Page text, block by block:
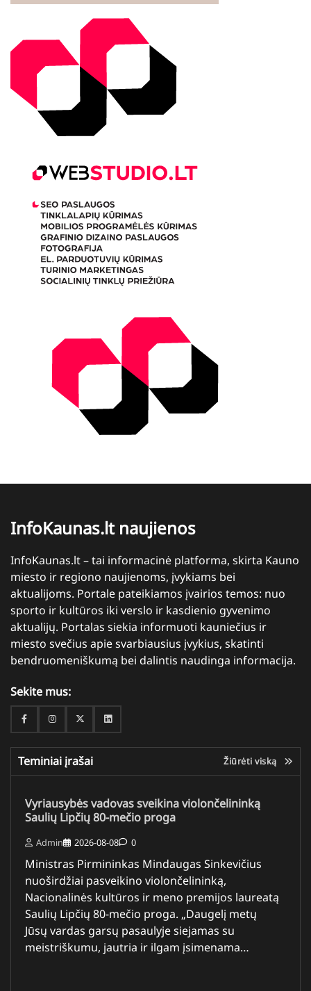
InfoKaunas.lt naujienos
InfoKaunas.lt – tai informacinė platforma, skirta Kauno
miesto ir regiono naujienoms, įvykiams bei
aktualijoms. Portale pateikiamos įvairios temos: nuo
sporto ir kultūros iki verslo ir kasdienio gyvenimo
aktualijų. Portalas siekia informuoti kauniečius ir
miesto svečius apie svarbiausius įvykius, skatinti
bendruomeniškumą bei dalintis naudinga informacija.
Sekite mus:
FacebookInstagramTwitterLinkedin
Teminiai įrašai Žiūrėti viską
Vyriausybės vadovas sveikina violončelininką
Saulių Lipčių 80-mečio proga
Admin 2026-08-08 0
Ministras Pirmininkas Mindaugas Sinkevičius
nuoširdžiai pasveikino violončelininką,
Nacionalinės kultūros ir meno premijos laureatą
Saulių Lipčių 80-mečio proga. „Daugelį metų
Jūsų vardas garsų pasaulyje siejamas su
meistriškumu, jautria ir ilgam įsimenama…